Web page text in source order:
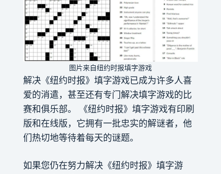
图片来自纽约时报填字游戏
解决《纽约时报》填字游戏已成为许多人喜
爱的消遣，甚至还有专门解决填字游戏的比
赛和俱乐部。 《纽约时报》填字游戏有印刷
版和在线版，它拥有一批忠实的解谜者，他
们热切地等待着每天的谜题。
如果您仍在努力解决《纽约时报》填字游